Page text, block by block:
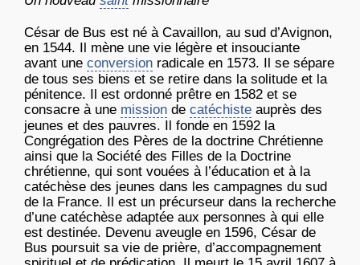
César de Bus est né à Cavaillon, au sud d’Avignon,
en 1544. Il mène une vie légère et insouciante
avant une conversion radicale en 1573. Il se sépare
de tous ses biens et se retire dans la solitude et la
pénitence. Il est ordonné prêtre en 1582 et se
consacre à une mission de catéchiste auprès des
jeunes et des pauvres. Il fonde en 1592 la
Congrégation des Pères de la doctrine Chrétienne
ainsi que la Société des Filles de la Doctrine
chrétienne, qui sont vouées à l’éducation et à la
catéchèse des jeunes dans les campagnes du sud
de la France. Il est un précurseur dans la recherche
d’une catéchèse adaptée aux personnes à qui elle
est destinée. Devenu aveugle en 1596, César de
Bus poursuit sa vie de prière, d’accompagnement